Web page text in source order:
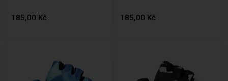
185,00 Kč 185,00 Kč